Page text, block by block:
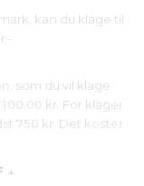
kan du klage til
-
som du vil klage
kr. For klager
750 kr. Det koster
↓